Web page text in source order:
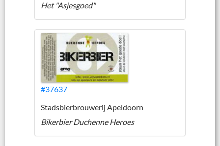
Het "Asjesgoed"
#37637
Stadsbierbrouwerij Apeldoorn
Bikerbier Duchenne Heroes